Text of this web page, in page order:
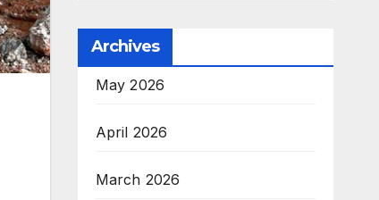
Archives
May 2026
April 2026
March 2026